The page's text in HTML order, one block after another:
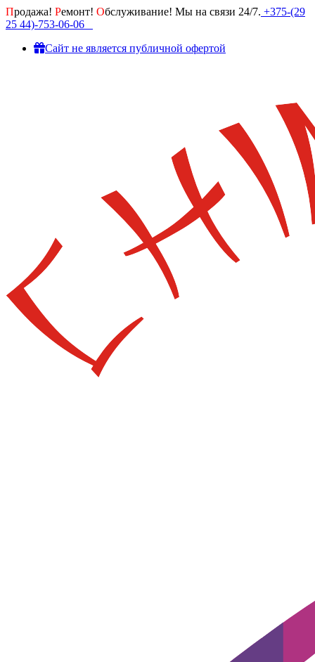
Продажа! Ремонт! Обслуживание! Мы на связи 24/7. +375-(29
25 44)-753-06-06
Cайт не является публичной офертой